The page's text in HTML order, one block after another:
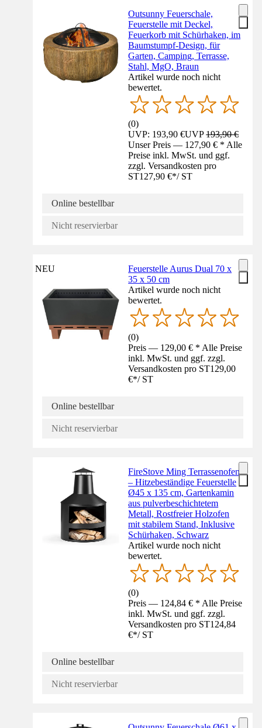
Outsunny Feuerschale,
Feuerstelle mit Deckel,
Feuerkorb mit Schürhaken, im
Baumstumpf-Design, für
Garten, Camping, Terrasse,
Stahl, MgO, Braun
Artikel wurde noch nicht
bewertet.
(0)
UVP: 193,90 €UVP193,90 €
Unser Preis — 127,90 € * Alle
Preise inkl. MwSt. und ggf.
zzgl. Versandkosten pro
ST127,90 €*/ ST
Online bestellbar
Nicht reservierbar
NEU
Feuerstelle Aurus Dual 70 x
35 x 50 cm
Artikel wurde noch nicht
bewertet.
(0)
Preis — 129,00 € * Alle Preise
inkl. MwSt. und ggf. zzgl.
Versandkosten pro ST129,00
€*/ ST
Online bestellbar
Nicht reservierbar
FireStove Ming Terrassenofen
– Hitzebeständige Feuerstelle
Ø45 x 135 cm, Gartenkamin
aus pulverbeschichtetem
Metall, Rostfreier Holzofen
mit stabilem Stand, Inklusive
Schürhaken, Schwarz
Artikel wurde noch nicht
bewertet.
(0)
Preis — 124,84 € * Alle Preise
inkl. MwSt. und ggf. zzgl.
Versandkosten pro ST124,84
€*/ ST
Online bestellbar
Nicht reservierbar